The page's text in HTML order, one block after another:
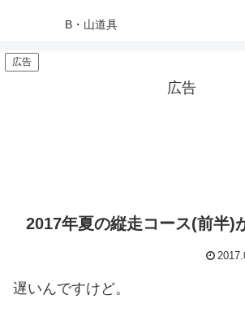
B・山道具
広告
広告
2017年夏の縦走コース(前半)
遅いんですけど。